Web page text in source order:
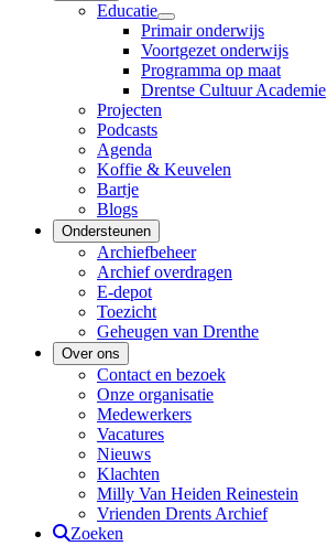
Educatie
Primair onderwijs
Voortgezet onderwijs
Programma op maat
Drentse Cultuur Academie
Projecten
Podcasts
Agenda
Koffie & Keuvelen
Bartje
Blogs
Ondersteunen
Archiefbeheer
Archief overdragen
E-depot
Toezicht
Geheugen van Drenthe
Over ons
Contact en bezoek
Onze organisatie
Medewerkers
Vacatures
Nieuws
Klachten
Milly Van Heiden Reinestein
Vrienden Drents Archief
Zoeken